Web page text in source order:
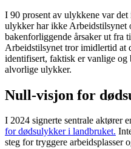
I 90 prosent av ulykkene var
ulykker har ikke Arbeidstilsynet
bakenforliggende årsaker ut fra
Arbeidstilsynet tror imidlertid at
identifisert, faktisk er vanlige
alvorlige ulykker.
Null-visjon for
I 2024 signerte sentrale aktører
for dødsulykker i landbruket.
steg for tryggere